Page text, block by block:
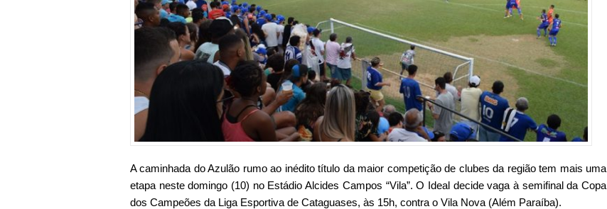
A caminhada do Azulão rumo ao inédito título da maior competição de clubes da região tem mais uma
etapa neste domingo (10) no Estádio Alcides Campos “Vila”. O Ideal decide vaga à semifinal da Copa
dos Campeões da Liga Esportiva de Cataguases, às 15h, contra o Vila Nova (Além Paraíba).